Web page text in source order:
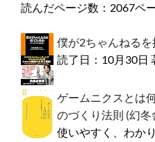
読んだページ数：2067ペ
僕が2ちゃんねる
読了日：10月30日
ゲームニクスとは
のづくり法則 (幻冬
使いやすく、わか